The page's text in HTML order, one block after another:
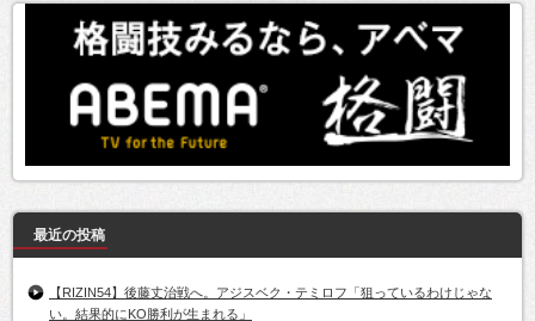
最近の投稿
【RIZIN54】後藤丈治戦へ。アジスベク・テミロフ「狙っているわけじゃな
い。結果的にKO勝利が生まれる」